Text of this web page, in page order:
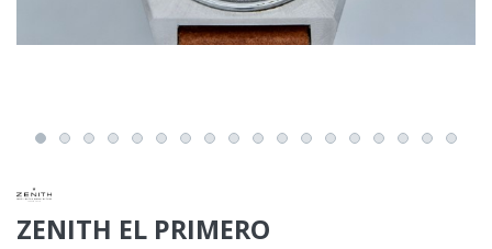
ZENITH EL PRIMERO